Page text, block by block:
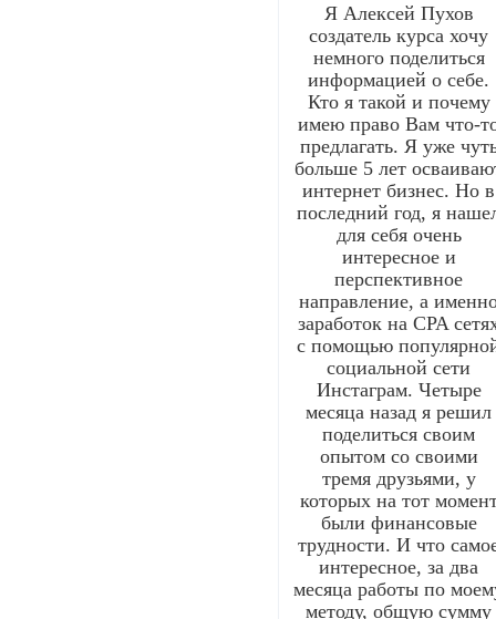
Я Алексей Пухов
создатель курса хочу
немного поделиться
информацией о себе.
Кто я такой и почему
имею право Вам что-
предлагать. Я уже
больше 5 лет
интернет бизнес. Но в
последний год, я
для себя очень
интересное и
перспективное
направление, а
заработок на CPA
с помощью
социальной сети
Инстаграм. Четыре
месяца назад я решил
поделиться своим
опытом со своими
тремя друзьями, у
которых на тот
были финансовые
трудности. И что
интересное, за два
месяца работы по
методу, общую сумму